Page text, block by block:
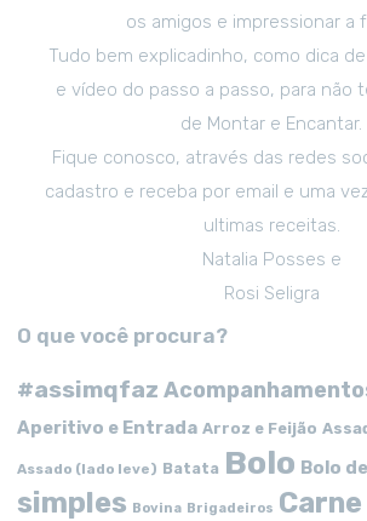
os amigos e impressionar a
Tudo bem explicadinho, como dica
e vídeo do passo a passo, para não
de Montar e Encantar.
Fique conosco, através das redes
cadastro e receba por email e uma
ultimas receitas.
Natalia Posses e
Rosi Seligra
O que você procura?
#assimqfaz
Aperitivo e Entrada Arroz e Feijão
Assado (lado leve) Batata Bolo Bolo
simples Bovina Brigadeiros Carne